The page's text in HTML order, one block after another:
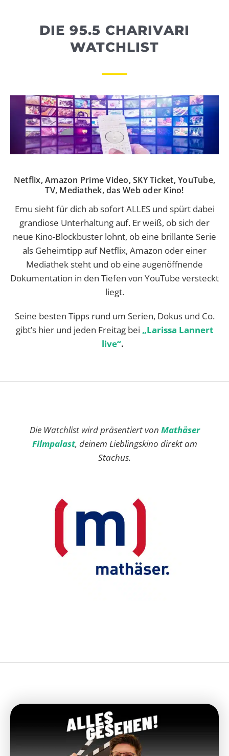
DIE 95.5 CHARIVARI
WATCHLIST
Netflix, Amazon Prime Video, SKY Ticket, YouTube,
TV, Mediathek, das Web oder Kino!
Emu sieht für dich ab sofort ALLES und spürt dabei
grandiose Unterhaltung auf. Er weiß, ob sich der
neue Kino-Blockbuster lohnt, ob eine brillante Serie
als Geheimtipp auf Netflix, Amazon oder einer
Mediathek steht und ob eine augenöffnende
Dokumentation in den Tiefen von YouTube versteckt
liegt.
Seine besten Tipps rund um Serien, Dokus und Co.
gibt’s hier und jeden Freitag bei „Larissa Lannert
live“.
Die Watchlist wird präsentiert von Mathäser
Filmpalast, deinem Lieblingskino direkt am
Stachus.